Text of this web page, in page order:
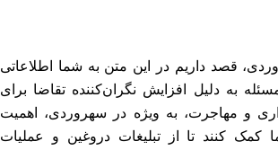
قصد داریم در این متن به شما اطلاعاتی
به دلیل افزایش نگران‌کننده تقاضا برای
و مهاجرت، به ویژه در سهروردی، اهمیت
کمک کنند تا از تبلیغات دروغین و عملیات